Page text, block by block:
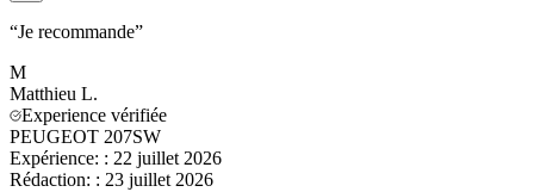
“Je recommande”
M
Matthieu L.
Experience vérifiée
PEUGEOT 207SW
Expérience: : 22 juillet 2026
Rédaction: : 23 juillet 2026